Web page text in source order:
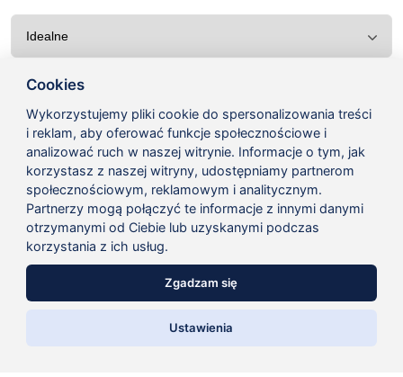
Twoja opinia
Nazwa*
E-mail*
Cookies
Wykorzystujemy pliki cookie do spersonalizowania treści
i reklam, aby oferować funkcje społecznościowe i
analizować ruch w naszej witrynie. Informacje o tym, jak
korzystasz z naszej witryny, udostępniamy partnerom
społecznościowym, reklamowym i analitycznym.
Partnerzy mogą połączyć te informacje z innymi danymi
otrzymanymi od Ciebie lub uzyskanymi podczas
korzystania z ich usług.
Zgadzam się
UstawieniaAsystent sprzedaży AI